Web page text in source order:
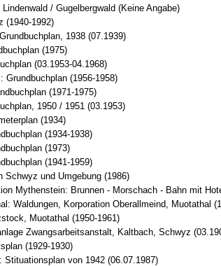
/ Gugelbergwald (Keine Angabe)
(1940-1992)
1938 (07.1939)
(1975)
(03.1953-04.1968)
Grundbuchplan (1956-1958)
(1971-1975)
1950 / 1951 (03.1953)
(1934)
(1934-1938)
(1973)
(1941-1959)
und Umgebung (1986)
Mythenstein: Brunnen - Morschach - Bahn mit
Waldungen, Korporation Oberallmeind, Muotathal
Muotathal (1950-1961)
Zwangsarbeitsanstalt, Kaltbach, Schwyz
(1929-1930)
von 1942 (06.07.1987)